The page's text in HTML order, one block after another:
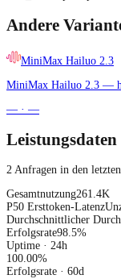
Andere
MiniMax Hailuo 2.3
MiniMax Hailuo 2.3 —
— · —
Leistungsdaten
2 Anfragen in den
Gesamtnutzung261.4K
P50 Ersttoken-Latenz
Durchschnittlicher
Erfolgsrate98.5%
Uptime · 24h
100.00%
Erfolgsrate · 60d